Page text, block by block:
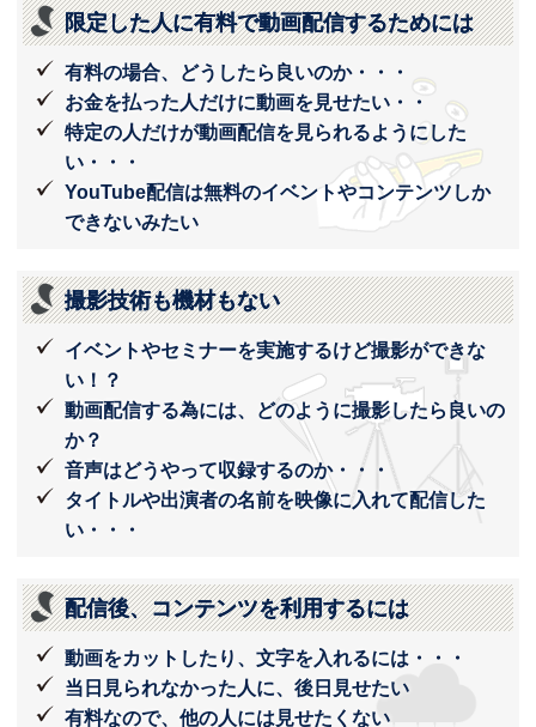
限定した人に有料で動画配信するためには
有料の場合、どうしたら良いのか・・・
お金を払った人だけに動画を見せたい・・
特定の人だけが動画配信を見られるようにした
い・・・
YouTube配信は無料のイベントやコンテンツしか
できないみたい
撮影技術も機材もない
イベントやセミナーを実施するけど撮影ができな
い！？
動画配信する為には、どのように撮影したら良いの
か？
音声はどうやって収録するのか・・・
タイトルや出演者の名前を映像に入れて配信した
い・・・
配信後、コンテンツを利用するには
動画をカットしたり、文字を入れるには・・・
当日見られなかった人に、後日見せたい
有料なので、他の人には見せたくない